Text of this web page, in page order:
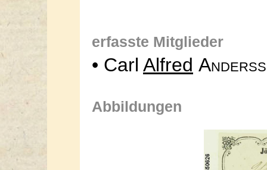
erfasste Mitglieder
• Carl Alfred
Abbildungen